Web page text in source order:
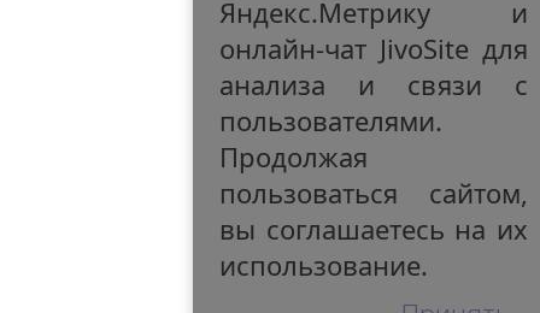
Яндекс.Метрику и
онлайн-чат JivoSite для
анализа и связи с
пользователями.
Продолжая
пользоваться сайтом,
вы соглашаетесь на их
использование.